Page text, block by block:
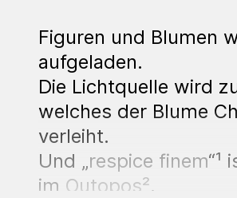
Figuren und Blumen
aufgeladen.
Die Lichtquelle wird
welches der Blume
verleiht.
Und „respice finem“¹
im Outopos².